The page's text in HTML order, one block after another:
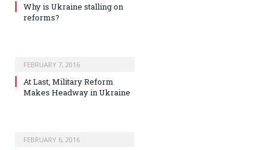
Why is Ukraine stalling on
reforms?
FEBRUARY 7, 2016
At Last, Military Reform
Makes Headway in Ukraine
FEBRUARY 6, 2016